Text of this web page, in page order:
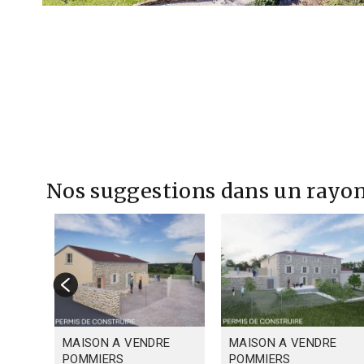
Nos suggestions dans un
MAISON A VENDRE
POMMIERS
MAISON A VENDRE
POMMIERS